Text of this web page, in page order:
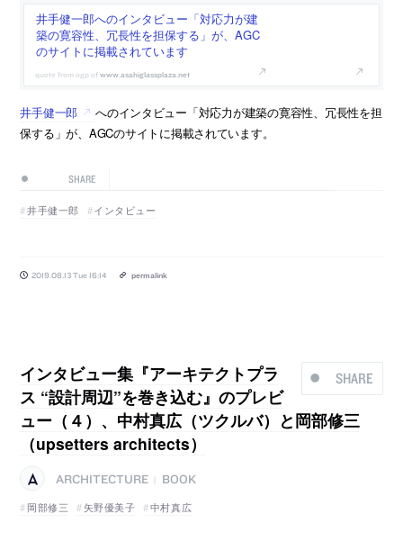
井手健一郎へのインタビュー「対応力が建
築の寛容性、冗長性を担保する」が、AGC
のサイトに掲載されています
www.asahiglassplaza.net
井手健一郎
へのインタビュー「対応力が建築の寛容性、冗長性を担
保する」が、AGCのサイトに掲載されています。
SHARE
井手健一郎 インタビュー
2019.08.13 Tue 16:14 permalink
SHARE
インタビュー集『アーキテクトプラ
ス “設計周辺”を巻き込む』のプレビ
ュー（４）、中村真広（ツクルバ）と岡部修三
（upsetters architects）
ARCHITECTURE
BOOK
岡部修三
矢野優美子 中村真広